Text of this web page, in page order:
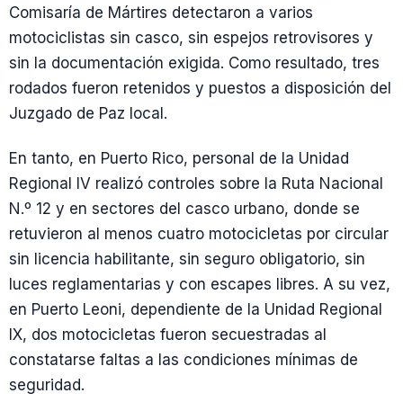
Comisaría de Mártires detectaron a varios
motociclistas sin casco, sin espejos retrovisores y
sin la documentación exigida. Como resultado, tres
rodados fueron retenidos y puestos a disposición del
Juzgado de Paz local.
En tanto, en Puerto Rico, personal de la Unidad
Regional IV realizó controles sobre la Ruta Nacional
N.º 12 y en sectores del casco urbano, donde se
retuvieron al menos cuatro motocicletas por circular
sin licencia habilitante, sin seguro obligatorio, sin
luces reglamentarias y con escapes libres. A su vez,
en Puerto Leoni, dependiente de la Unidad Regional
IX, dos motocicletas fueron secuestradas al
constatarse faltas a las condiciones mínimas de
seguridad.